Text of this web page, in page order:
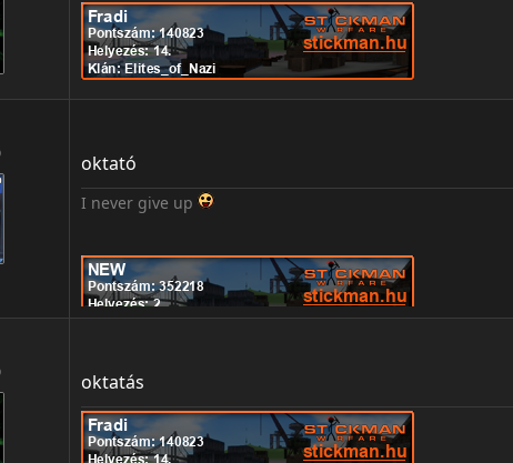
oktató
I never give up
WE WILL NEVER DIE
oktatás